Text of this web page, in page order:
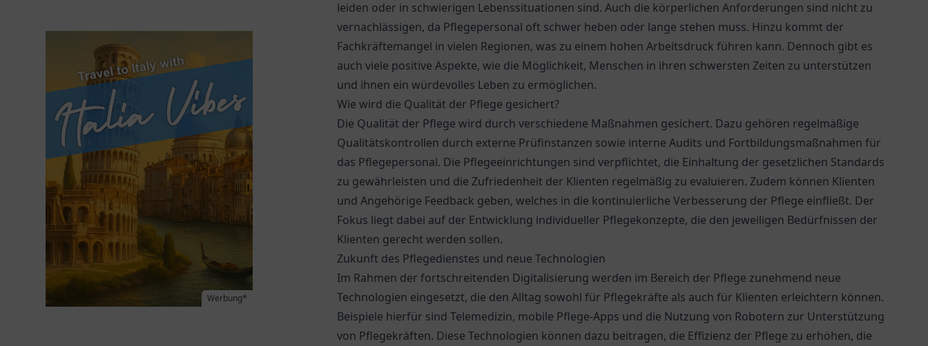
Werbung*
leiden oder in schwierigen Lebenssituationen sind. Auch die körperlichen Anforderungen sind nicht zu
vernachlässigen, da Pflegepersonal oft schwer heben oder lange stehen muss. Hinzu kommt der
Fachkräftemangel in vielen Regionen, was zu einem hohen Arbeitsdruck führen kann. Dennoch gibt es
auch viele positive Aspekte, wie die Möglichkeit, Menschen in ihren schwersten Zeiten zu unterstützen
und ihnen ein würdevolles Leben zu ermöglichen.
Wie wird die Qualität der Pflege gesichert?
Die Qualität der Pflege wird durch verschiedene Maßnahmen gesichert. Dazu gehören regelmäßige
Qualitätskontrollen durch externe Prüfinstanzen sowie interne Audits und Fortbildungsmaßnahmen für
das Pflegepersonal. Die Pflegeeinrichtungen sind verpflichtet, die Einhaltung der gesetzlichen Standards
zu gewährleisten und die Zufriedenheit der Klienten regelmäßig zu evaluieren. Zudem können Klienten
und Angehörige Feedback geben, welches in die kontinuierliche Verbesserung der Pflege einfließt. Der
Fokus liegt dabei auf der Entwicklung individueller Pflegekonzepte, die den jeweiligen Bedürfnissen der
Klienten gerecht werden sollen.
Zukunft des Pflegedienstes und neue Technologien
Im Rahmen der fortschreitenden Digitalisierung werden im Bereich der Pflege zunehmend neue
Technologien eingesetzt, die den Alltag sowohl für Pflegekräfte als auch für Klienten erleichtern können.
Beispiele hierfür sind Telemedizin, mobile Pflege-Apps und die Nutzung von Robotern zur Unterstützung
von Pflegekräften. Diese Technologien können dazu beitragen, die Effizienz der Pflege zu erhöhen, die